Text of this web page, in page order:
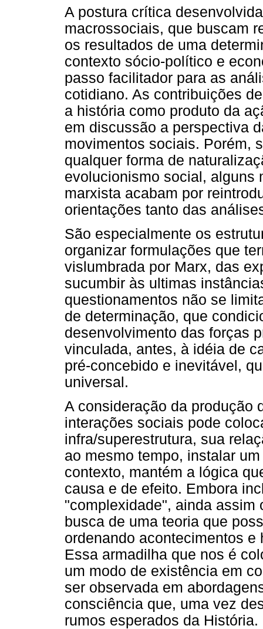
A postura crítica
macrossociais, que buscam
os resultados de uma
contexto sócio-político e
passo facilitador para as
cotidiano. As contribuições
a história como produto da
em discussão a perspectiva
movimentos sociais. Porém,
qualquer forma de
evolucionismo social, alguns
marxista acabam por
orientações tanto das
São especialmente os
organizar formulações que
vislumbrada por Marx, das
sucumbir às ultimas
questionamentos não se
de determinação, que
desenvolvimento das forças
vinculada, antes, à idéia de
pré-concebido e inevitável,
universal.
A consideração da produção
interações sociais pode
infra/superestrutura, sua
ao mesmo tempo, instalar
contexto, mantém a lógica
causa e de efeito. Embora
"complexidade", ainda assim
busca de uma teoria que
ordenando acontecimentos
Essa armadilha que nos é
um modo de existência em
ser observada em
consciência que, uma vez
rumos esperados da História.